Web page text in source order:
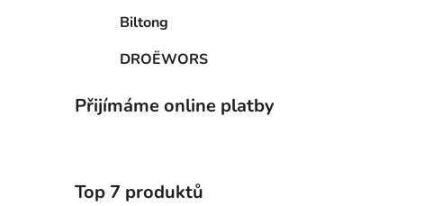
Biltong
DROËWORS
Přijímáme online platby
Top 7 produktů